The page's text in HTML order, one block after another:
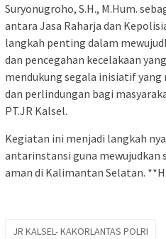
Suryonugroho, S.H., M.Hum.
antara Jasa Raharja dan
langkah penting dalam
dan pencegahan kecelakaan
mendukung segala inisiatif
dan perlindungan bagi
PT.JR Kalsel.
Kegiatan ini menjadi langkah
antarinstansi guna
aman di Kalimantan Selatan.
JR KALSEL- KAKORLANTAS POLRI